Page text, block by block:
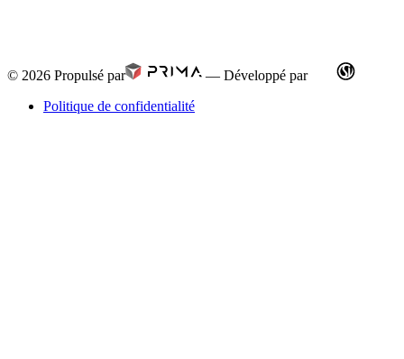
© 2026 Propulsé par — Développé par
Politique de confidentialité